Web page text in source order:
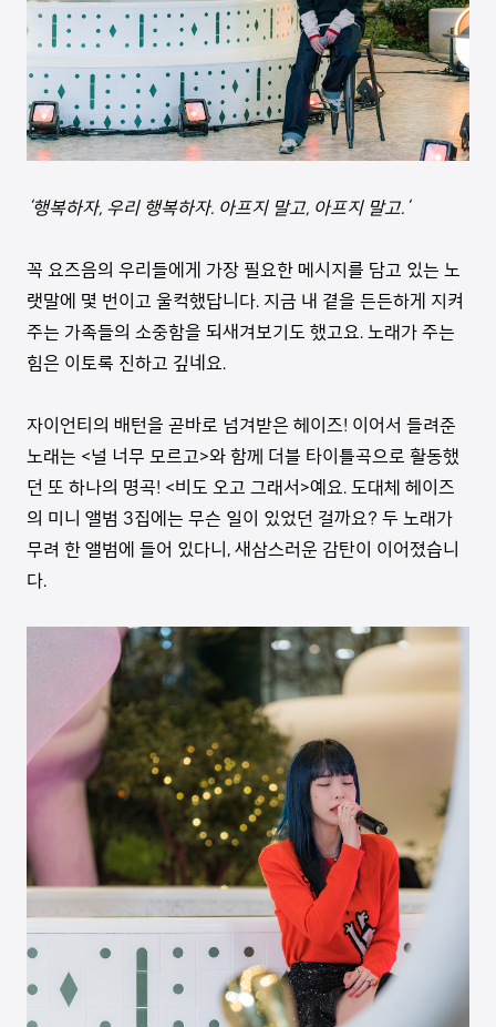
‘행복하자, 우리 행복하자. 아프지 말고, 아프지 말고.‘
꼭 요즈음의 우리들에게 가장 필요한 메시지를 담고 있는 노
랫말에 몇 번이고 울컥했답니다. 지금 내 곁을 든든하게 지켜
주는 가족들의 소중함을 되새겨보기도 했고요. 노래가 주는
힘은 이토록 진하고 깊네요.
자이언티의 배턴을 곧바로 넘겨받은 헤이즈! 이어서 들려준
노래는 <널 너무 모르고>와 함께 더블 타이틀곡으로 활동했
던 또 하나의 명곡! <비도 오고 그래서>예요. 도대체 헤이즈
의 미니 앨범 3집에는 무슨 일이 있었던 걸까요? 두 노래가
무려 한 앨범에 들어 있다니, 새삼스러운 감탄이 이어졌습니
다.